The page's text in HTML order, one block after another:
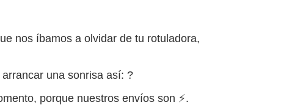
nos íbamos a olvidar de tu rotuladora,
una sonrisa así: ?
porque nuestros envíos son ⚡.